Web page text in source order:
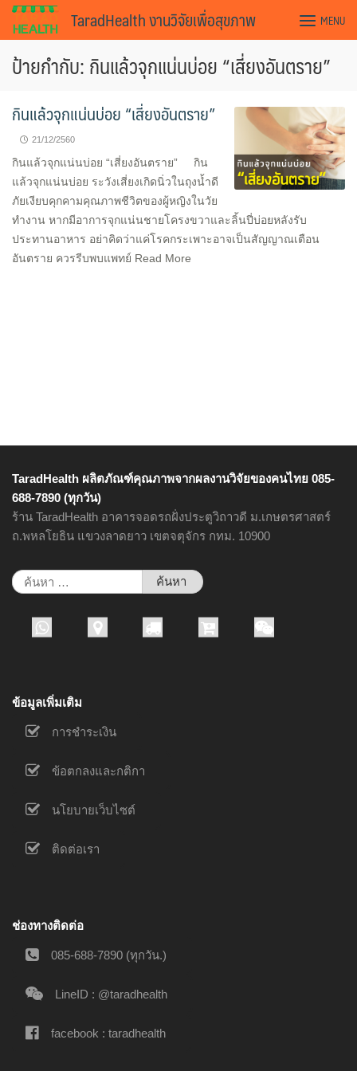
Skip
TaradHealth งานวิจัยเพื่อสุขภาพ MENU
ป้ายกำกับ: กินแล้วจุกแน่นบ่อย “เสี่ยงอันตราย”
กินแล้วจุกแน่นบ่อย “เสี่ยงอันตราย”
21/12/2560
กินแล้วจุกแน่นบ่อย “เสี่ยงอันตราย” กิน
แล้วจุกแน่นบ่อย ระวังเสี่ยงเกิดนิ่วในถุงน้ำดี
ภัยเงียบคุกคามคุณภาพชีวิตของผู้หญิงในวัย
ทำงาน หากมีอาการจุกแน่นชายโครงขวาและลิ้นปี่บ่อยหลังรับ
ประทานอาหาร อย่าคิดว่าแค่โรคกระเพาะอาจเป็นสัญญาณเตือน
อันตราย ควรรีบพบแพทย์ Read More
TaradHealth ผลิตภัณฑ์คุณภาพจากผลงานวิจัยของคนไทย 085-
688-7890 (ทุกวัน)
ร้าน TaradHealth อาคารจอดรถฝั่งประตูวิถาวดี ม.เกษตรศาสตร์
ถ.พหลโยธิน แขวงลาดยาว เขตจตุจักร กทม. 10900
ค้นหา
สำหรับ:
ข้อมูลเพิ่มเติม
การชำระเงิน
ข้อตกลงและกติกา
นโยบายเว็บไซต์
ติดต่อเรา
ช่องทางติดต่อ
085-688-7890 (ทุกวัน.)
LineID : @taradhealth
facebook : taradhealth